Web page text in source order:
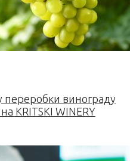
переробки винограду
KRITSKI WINERY